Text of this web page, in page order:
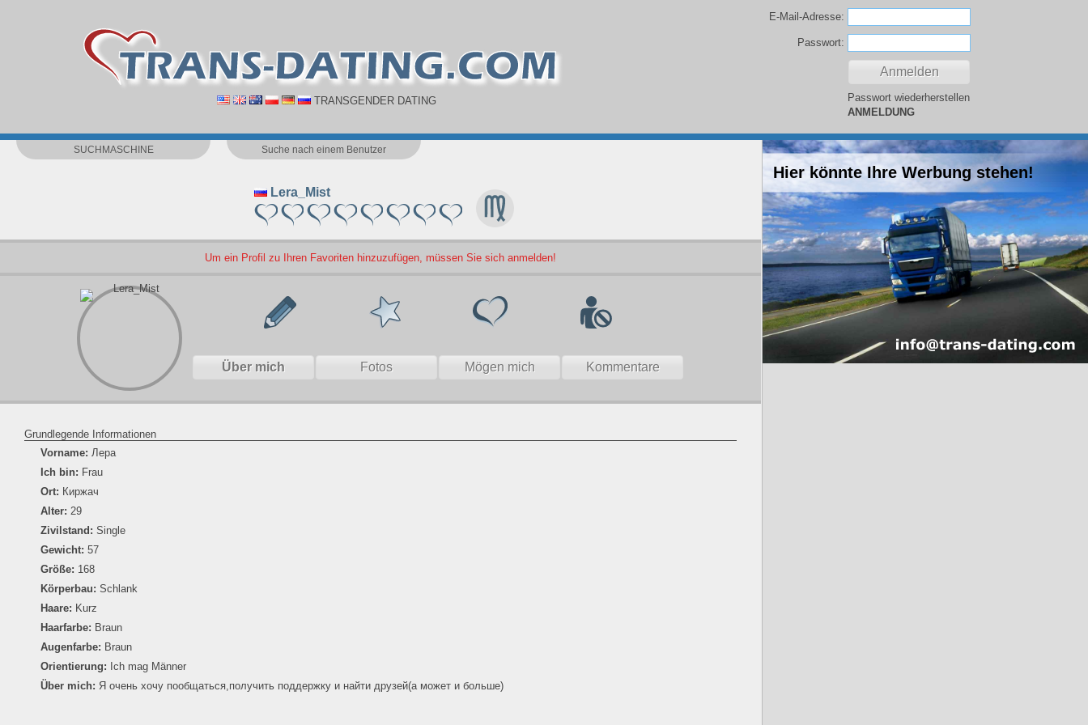
TRANSGENDER DATING
E-Mail-Adresse:
Passwort:
Passwort wiederherstellen
ANMELDUNG
SUCHMASCHINE Suche nach einem Benutzer
Lera_Mist
Um ein Profil zu Ihren Favoriten hinzuzufügen, müssen Sie sich anmelden!
Über mich Fotos Mögen mich Kommentare
Grundlegende Informationen
Vorname: Лера
Ich bin: Frau
Ort: Киржач
Alter: 29
Zivilstand: Single
Gewicht: 57
Größe: 168
Körperbau: Schlank
Haare: Kurz
Haarfarbe: Braun
Augenfarbe: Braun
Orientierung: Ich mag Männer
Über mich: Я очень хочу пообщаться,получить поддержку и найти друзей(а может и больше)